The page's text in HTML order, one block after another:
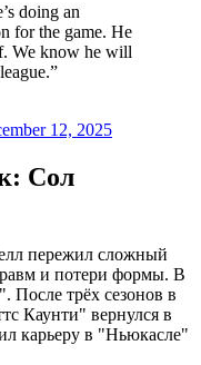
doing an
for the game. He
We know he will
12, 2025
Сол
пережил сложный
и потери формы. В
После трёх сезонов в
Каунти" вернулся в
карьеру в "Ньюкасле"